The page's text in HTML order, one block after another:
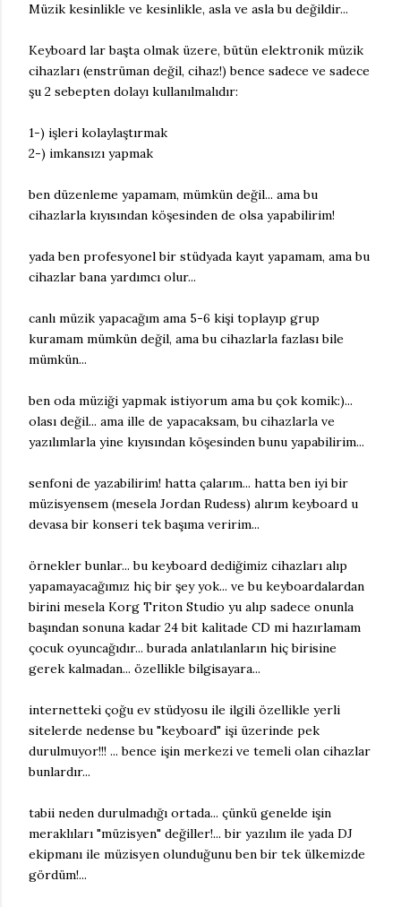
Müzik kesinlikle ve kesinlikle, asla ve asla bu değildir...
Keyboard lar başta olmak üzere, bütün elektronik müzik
cihazları (enstrüman değil, cihaz!) bence sadece ve sadece
şu 2 sebepten dolayı kullanılmalıdır:
1-) işleri kolaylaştırmak
2-) imkansızı yapmak
ben düzenleme yapamam, mümkün değil... ama bu
cihazlarla kıyısından köşesinden de olsa yapabilirim!
yada ben profesyonel bir stüdyada kayıt yapamam, ama bu
cihazlar bana yardımcı olur...
canlı müzik yapacağım ama 5-6 kişi toplayıp grup
kuramam mümkün değil, ama bu cihazlarla fazlası bile
mümkün...
ben oda müziği yapmak istiyorum ama bu çok komik:)...
olası değil... ama ille de yapacaksam, bu cihazlarla ve
yazılımlarla yine kıyısından köşesinden bunu yapabilirim...
senfoni de yazabilirim! hatta çalarım... hatta ben iyi bir
müzisyensem (mesela Jordan Rudess) alırım keyboard u
devasa bir konseri tek başıma veririm...
örnekler bunlar... bu keyboard dediğimiz cihazları alıp
yapamayacağımız hiç bir şey yok... ve bu keyboardalardan
birini mesela Korg Triton Studio yu alıp sadece onunla
başından sonuna kadar 24 bit kalitade CD mi hazırlamam
çocuk oyuncağıdır... burada anlatılanların hiç birisine
gerek kalmadan... özellikle bilgisayara...
internetteki çoğu ev stüdyosu ile ilgili özellikle yerli
sitelerde nedense bu "keyboard" işi üzerinde pek
durulmuyor!!! ... bence işin merkezi ve temeli olan cihazlar
bunlardır...
tabii neden durulmadığı ortada... çünkü genelde işin
meraklıları "müzisyen" değiller!... bir yazılım ile yada DJ
ekipmanı ile müzisyen olunduğunu ben bir tek ülkemizde
gördüm!...